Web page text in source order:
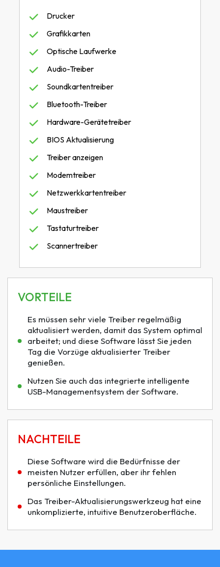
Drucker
Grafikkarten
Optische Laufwerke
Audio-Treiber
Soundkartentreiber
Bluetooth-Treiber
Hardware-Gerätetreiber
BIOS Aktualisierung
Treiber anzeigen
Modemtreiber
Netzwerkkartentreiber
Maustreiber
Tastaturtreiber
Scannertreiber
VORTEILE
Es müssen sehr viele Treiber regelmäßig
aktualisiert werden, damit das System optimal
arbeitet; und diese Software lässt Sie jeden
Tag die Vorzüge aktualisierter Treiber
genießen.
Nutzen Sie auch das integrierte intelligente
USB-Managementsystem der Software.
NACHTEILE
Diese Software wird die Bedürfnisse der
meisten Nutzer erfüllen, aber ihr fehlen
persönliche Einstellungen.
Das Treiber-Aktualisierungswerkzeug hat eine
unkomplizierte, intuitive Benutzeroberfläche.